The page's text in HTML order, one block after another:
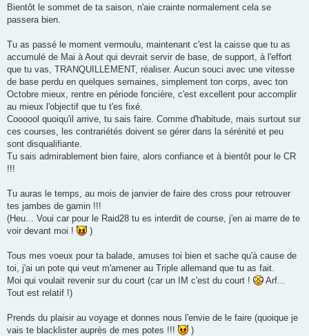
g
n
l
u
Bientôt le sommet de ta saison, n'aie crainte normalement cela se
passera bien.
Tu as passé le moment vermoulu, maintenant c'est la caisse que tu as
accumulé de Mai à Aout qui devrait servir de base, de support, à l'effort
que tu vas, TRANQUILLEMENT, réaliser. Aucun souci avec une vitesse
de base perdu en quelques semaines, simplement ton corps, avec ton
Octobre mieux, rentre en période foncière, c'est excellent pour accomplir
au mieux l'objectif que tu t'es fixé.
Coooool quoiqu'il arrive, tu sais faire. Comme d'habitude, mais surtout sur
ces courses, les contrariétés doivent se gérer dans la sérénité et peu
sont disqualifiante.
Tu sais admirablement bien faire, alors confiance et à bientôt pour le CR
!!!
Tu auras le temps, au mois de janvier de faire des cross pour retrouver
tes jambes de gamin !!!
(Heu... Voui car pour le Raid28 tu es interdit de course, j'en ai marre de te
voir devant moi !
)
Tous mes voeux pour ta balade, amuses toi bien et sache qu'à cause de
toi, j'ai un pote qui veut m'amener au Triple allemand que tu as fait.
Moi qui voulait revenir sur du court (car un IM c'est du court !
Arf...
Tout est relatif !)
Prends du plaisir au voyage et donnes nous l'envie de le faire (quoique je
vais te blacklister auprès de mes potes !!!
)